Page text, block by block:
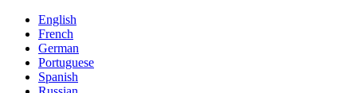
English
French
German
Portuguese
Spanish